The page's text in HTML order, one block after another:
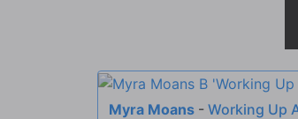
Myra Moans - Working Up